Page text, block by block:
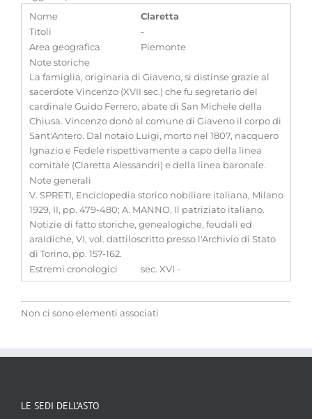
Nome
Claretta
Titoli
-
Area geografica
Piemonte
Note storiche
La famiglia, originaria di Giaveno, si distinse grazie al
sacerdote Vincenzo (XVII sec.) che fu segretario del
cardinale Guido Ferrero, abate di San Michele della
Chiusa. Vincenzo donò al comune di Giaveno il corpo di
Sant'Antero. Dal notaio Luigi, morto nel 1807, nacquero
Ignazio e Fedele rispettivamente a capo della linea
comitale (Claretta Alessandri) e della linea baronale.
Note generali
V. SPRETI, Enciclopedia storico nobiliare italiana, Milano
1929, II, pp. 479-480; A. MANNO, Il patriziato italiano.
Notizie di fatto storiche, genealogiche, feudali ed
araldiche, VI, vol. dattiloscritto presso l'Archivio di Stato
di Torino, pp. 157-162.
Estremi cronologici
sec. XVI -
Non ci sono elementi associati
LE SEDI DELL’ASTO